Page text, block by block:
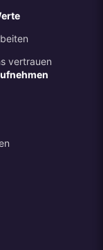
vertrauen